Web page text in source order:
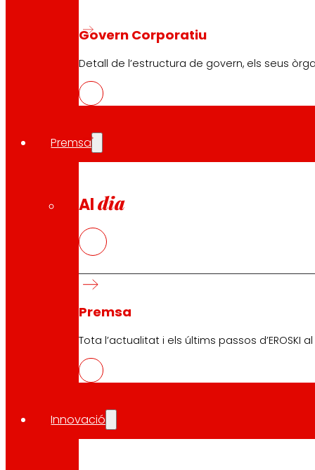
Govern Corporatiu
Detall de l’estructura de govern, els seus
Premsa
Aldia
Premsa
Tota l’actualitat i els últims passos d’EROSKI
Innovació